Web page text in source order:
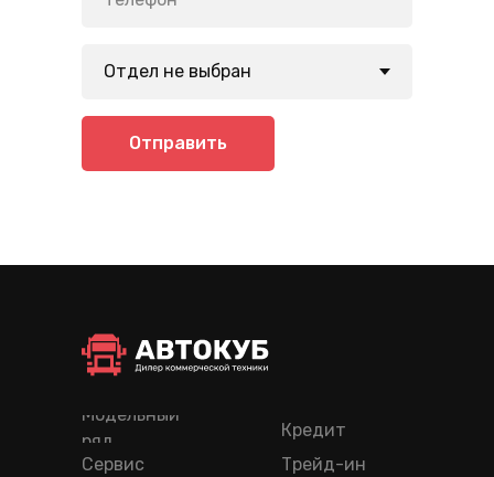
Отправить
Кредит
Трейд-ин
Модельный
ряд
Сервис